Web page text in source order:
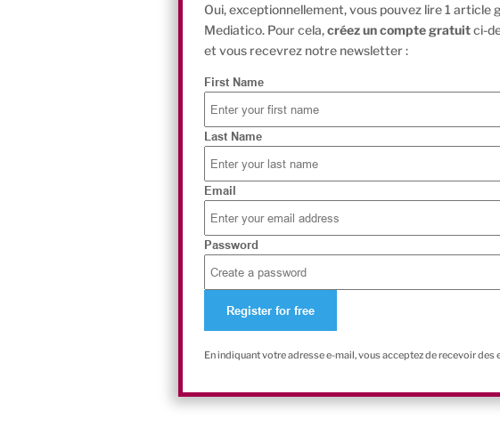
Oui, exceptionnellement, vous pouvez lire 1
Mediatico. Pour cela,créez un compte gratuitci-
et vous recevrez notre newsletter :
First Name
Last Name
Email
Password
En indiquant votre adresse e-mail, vous acceptez de recevoir des